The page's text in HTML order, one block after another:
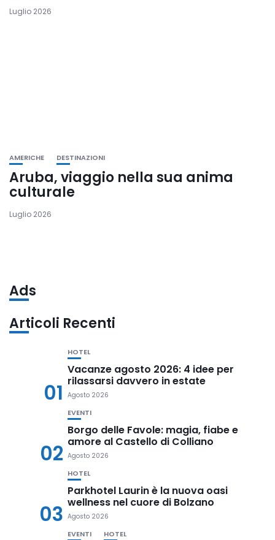
Luglio 2026
AMERICHE DESTINAZIONI
Aruba, viaggio nella sua anima
culturale
Luglio 2026
Ads
Articoli Recenti
01
HOTEL
Vacanze agosto 2026: 4 idee per
rilassarsi davvero in estate
Agosto 2026
02
EVENTI
Borgo delle Favole: magia, fiabe e
amore al Castello di Colliano
Agosto 2026
03
HOTEL
Parkhotel Laurin è la nuova oasi
wellness nel cuore di Bolzano
Agosto 2026
EVENTI HOTEL